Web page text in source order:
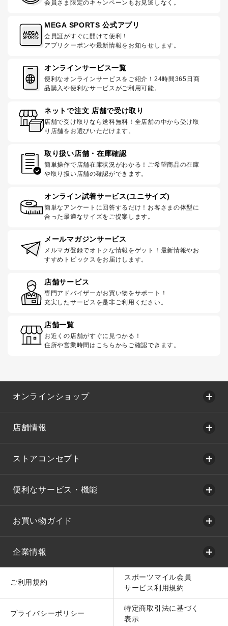
会員さま限定のキャンペーンもお見逃しなく。
MEGA SPORTS 公式アプリ
会員証がすぐに開けて便利！
アプリクーポンや最新情報をお知らせします。
オンラインサービス一覧
便利なオンラインサービスをご紹介！24時間365日商
品購入や便利なサービスがご利用可能。
ネットで注文 店舗で受け取り
店舗で受け取りなら送料無料！全店舗の中から受け取
り店舗をお選びいただけます。
取り扱い店舗・在庫確認
簡単操作で店舗在庫状況がわかる！ご希望商品の在庫
や取り扱い店舗の確認ができます。
オンライン試着サービス(ユニサイズ)
簡単なアンケートに回答するだけ！お客さまの体型に
合った最適なサイズをご提案します。
メールマガジンサービス
メルマガ登録でオトクな情報をゲット！最新情報やお
すすめトピックスをお届けします。
店舗サービス
専門アドバイザーがお買い物をサポート！
充実したサービスを是非ご利用ください。
店舗一覧
お近くの店舗がすぐに見つかる！
住所や営業時間はこちらからご確認できます。
オンラインショップ
店舗情報
ストアコンセプト
便利なサービス・機能
お買い物ガイド
企業情報
ご利用規約
スポーツマイル会員
サービス利用規約
プライバシーポリシー
特定商取引法に基づく
表示